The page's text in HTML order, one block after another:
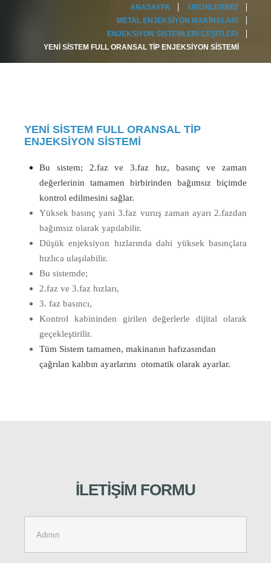
ANASAYFA
ÜRÜNLERIMIZ
METAL ENJEKSIYON MAKINALARI
ENJEKSIYON SISTEMLERI ÇEŞITLERI
YENI SISTEM FULL ORANSAL TIP ENJEKSIYON SISTEMI
YENI SISTEM FULL ORANSAL TIP
ENJEKSIYON SISTEMI
Bu sistem; 2.faz ve 3.faz hız, basınç ve zaman
değerlerinin tamamen birbirinden bağımsız biçimde
kontrol edilmesini sağlar.
Yüksek basınç yani 3.faz vuruş zaman ayarı 2.fazdan
bağımsız olarak yapılabilir.
Düşük enjeksiyon hızlarında dahi yüksek basınçlara
hızlıca ulaşılabilir.
Bu sistemde;
2.faz ve 3.faz hızları,
3. faz basıncı,
Kontrol kabininden girilen değerlerle dijital olarak
geçekleştirilir.
Tüm Sistem tamamen, makinanın hafızasından
çağrılan kalıbın ayarlarını otomatik olarak ayarlar.
İLETIŞIM FORMU